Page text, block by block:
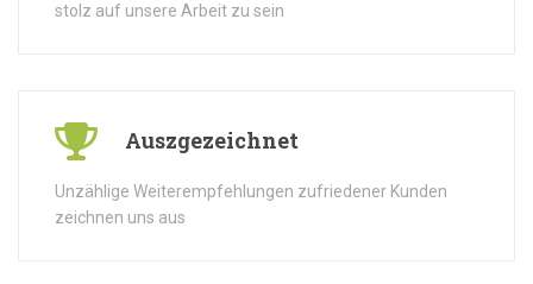
stolz auf unsere Arbeit zu sein
Auszgezeichnet
Unzählige Weiterempfehlungen zufriedener Kunden
zeichnen uns aus